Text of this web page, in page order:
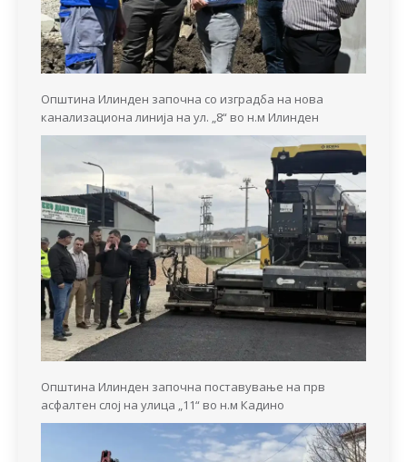
Општина Илинден започна со изградба на нова
канализациона линија на ул. „8“ во н.м Илинден
Општина Илинден започна поставување на прв
асфалтен слој на улица „11“ во н.м Кадино